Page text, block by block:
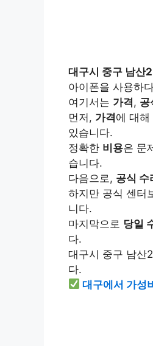
대구시 중구 남산
아이폰을 사용하
여기서는 가격, 공
먼저, 가격에 대
있습니다.
정확한 비용은 문
습니다.
다음으로, 공식 수
하지만 공식 센터
니다.
마지막으로 당일
다.
대구시 중구 남산
다.
대구에서 가성